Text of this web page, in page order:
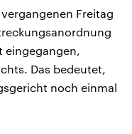
Freitag
eingegangen,
Das bedeutet,
noch einmal